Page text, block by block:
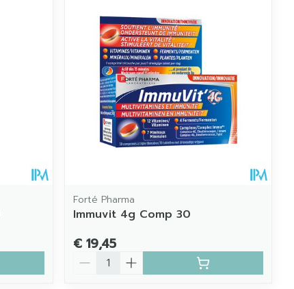
Forté Pharma
Immuvit 4g Comp 30
€ 19,45
Aantal